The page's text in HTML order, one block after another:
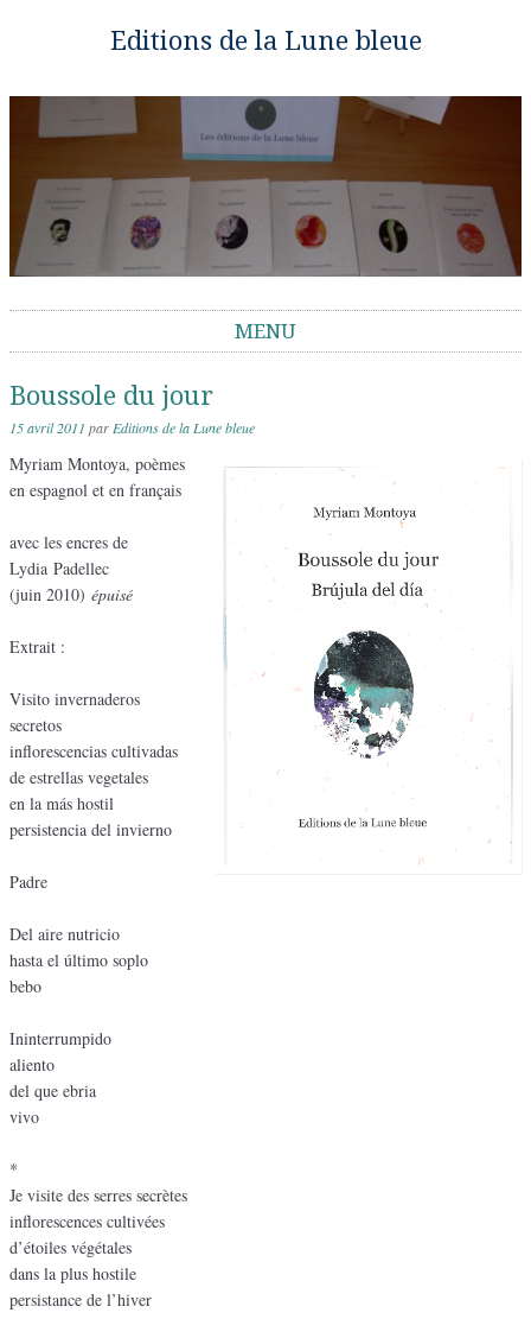
Editions de la Lune bleue
MENU
Boussole du jour
15 avril 2011 parEditions de la Lune bleue
Myriam Montoya, poèmes
en espagnol et en français
avec les encres de
Lydia Padellec
(juin 2010) épuisé
Extrait :
Visito invernaderos
secretos
inflorescencias cultivadas
de estrellas vegetales
en la más hostil
persistencia del invierno
Padre
Del aire nutricio
hasta el último soplo
bebo
Ininterrumpido
aliento
del que ebria
vivo
*
Je visite des serres secrètes
inflorescences cultivées
d’étoiles végétales
dans la plus hostile
persistance de l’hiver